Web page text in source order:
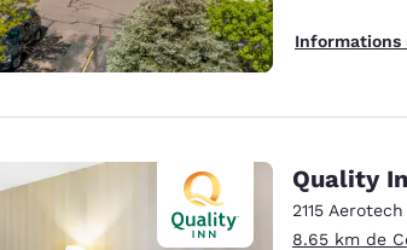
Informations
Quality
2115
8.65 km de